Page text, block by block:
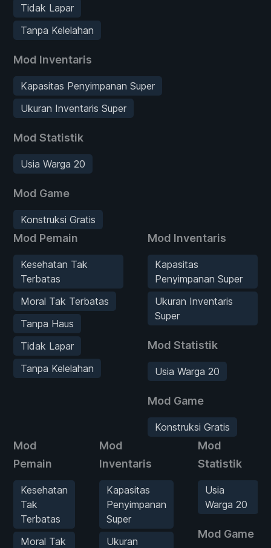
Tidak Lapar
Tanpa Kelelahan
Mod Inventaris
Kapasitas Penyimpanan Super
Ukuran Inventaris Super
Mod Statistik
Usia Warga 20
Mod Game
Konstruksi Gratis
Mod Pemain
Kesehatan Tak
Terbatas
Moral Tak Terbatas
Tanpa Haus
Tidak Lapar
Tanpa Kelelahan
Mod Inventaris
Kapasitas
Penyimpanan Super
Ukuran Inventaris
Super
Mod Statistik
Usia Warga 20
Mod Game
Konstruksi Gratis
Mod
Pemain
Kesehatan
Tak
Terbatas
Moral Tak
Mod
Inventaris
Kapasitas
Penyimpanan
Super
Ukuran
Mod
Statistik
Usia
Warga 20
Mod Game